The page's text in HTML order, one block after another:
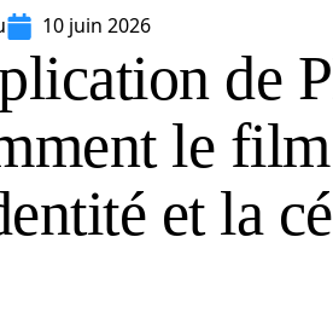
10 juin 2026
de
le
et la